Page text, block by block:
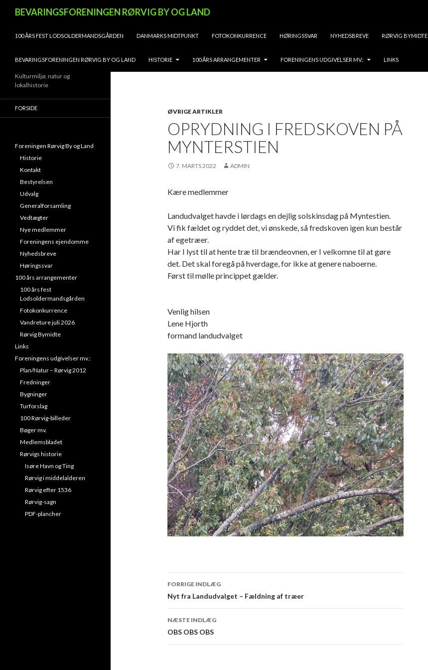
BEVARINGSFORENINGEN RØRVIG BY OG LAND
100 ÅRS FEST LODSOLDERMANDSGÅRDEN
DANMARKS MIDTPUNKT FOTOKONKURRENCE HØRINGSSVAR NYHEDSBREVE RØRVIG BYMIDTE
BEVARINGSFORENINGEN RØRVIG BY OG LAND HISTORIE 100 ÅRS ARRANGEMENTER FORENINGENS UDGIVELSER MV.: LINKS
ØVRIGE ARTIKLER
OPRYDNING I FREDSKOVEN PÅ
MYNTERSTIEN
7. MARTS 2022 ADMIN
Kære medlemmer
Landudvalget havde i lørdags en dejlig solskinsdag på Myntestien.
Vi fik fældet og ryddet det, vi ønskede, så fredskoven igen kun består
af egetræer.
Har I lyst til at hente træ til brændeovnen, er I velkomne til at gøre
det. Det skal foregå på hverdage, for ikke at genere naboerne.
Først til mølle princippet gælder.
Venlig hilsen
Lene Hjorth
formand landudvalget
Indlægsnavigation
FORRIGE INDLÆG
Nyt fra Landudvalget – Fældning af træer
NÆSTE INDLÆG
OBS OBS OBS
Kulturmiljø, natur og
lokalhistorie
FORSIDE
Foreningen Rørvig By og Land
Historie
Kontakt
Bestyrelsen
Udvalg
Generalforsamling
Vedtægter
Nye medlemmer
Foreningens ejendomme
Nyhedsbreve
Høringssvar
100 års arrangementer
100 års fest
Lodsoldermandsgården
Fotokonkurrence
Vandreture juli 2026
Rørvig Bymidte
Links
Foreningens udgivelser mv.:
Plan/Natur – Rørvig 2012
Fredninger
Bygninger
Turforslag
100 Rørvig-billeder
Bøger mv.
Medlemsbladet
Rørvigs historie
Isøre Havn og Ting
Rørvig i middelalderen
Rørvig efter 1536
Rørvig-sagn
PDF-plancher